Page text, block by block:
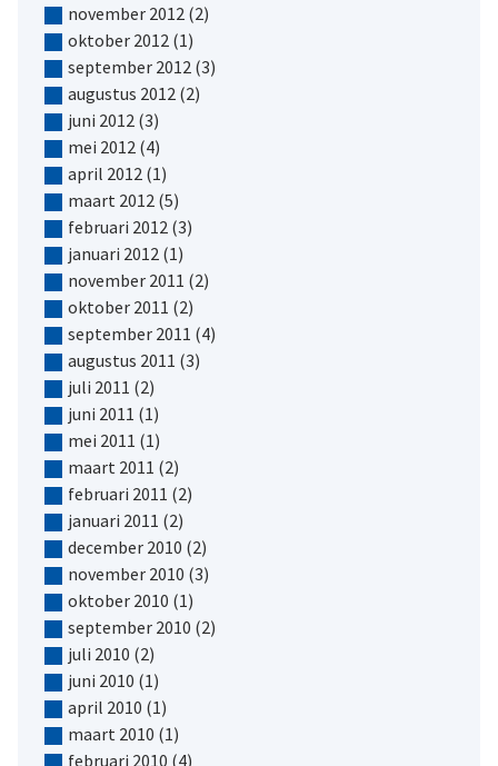
november 2012 (2)
oktober 2012 (1)
september 2012 (3)
augustus 2012 (2)
juni 2012 (3)
mei 2012 (4)
april 2012 (1)
maart 2012 (5)
februari 2012 (3)
januari 2012 (1)
november 2011 (2)
oktober 2011 (2)
september 2011 (4)
augustus 2011 (3)
juli 2011 (2)
juni 2011 (1)
mei 2011 (1)
maart 2011 (2)
februari 2011 (2)
januari 2011 (2)
december 2010 (2)
november 2010 (3)
oktober 2010 (1)
september 2010 (2)
juli 2010 (2)
juni 2010 (1)
april 2010 (1)
maart 2010 (1)
februari 2010 (4)